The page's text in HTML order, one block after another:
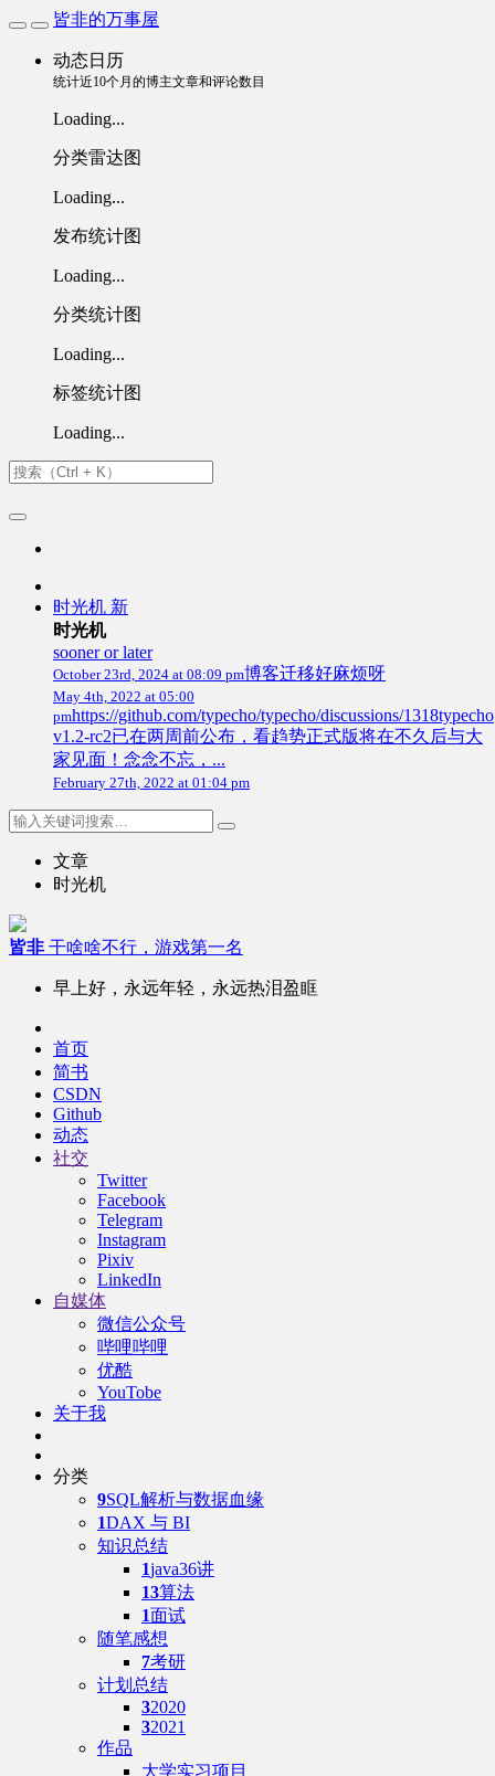
皆非的万事屋
动态日历
统计近10个月的博主文章和评论数目
Loading...
分类雷达图
Loading...
发布统计图
Loading...
分类统计图
Loading...
标签统计图
Loading...
时光机 新
时光机
sooner or later
October 23rd, 2024 at 08:09 pm博客迁移好麻烦呀
May 4th, 2022 at 05:00
pmhttps://github.com/typecho/typecho/discussions/1318typecho
v1.2-rc2已在两周前公布，看趋势正式版将在不久后与大
家见面！念念不忘，...
February 27th, 2022 at 01:04 pm
文章
时光机
皆非 干啥啥不行，游戏第一名
早上好，永远年轻，永远热泪盈眶
首页
简书
CSDN
Github
动态
社交
Twitter
Facebook
Telegram
Instagram
Pixiv
LinkedIn
自媒体
微信公众号
哔哩哔哩
优酷
YouTobe
关于我
分类
9SQL解析与数据血缘
1DAX 与 BI
知识总结
1java36讲
13算法
1面试
随笔感想
7考研
计划总结
32020
32021
作品
大学实习项目